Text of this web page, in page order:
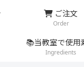
ご注文
Order
📚当教室で使用
Ingredients